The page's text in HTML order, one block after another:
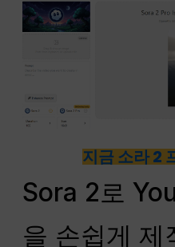
지금 소라 2
Sora 2로
을 손쉽게 제